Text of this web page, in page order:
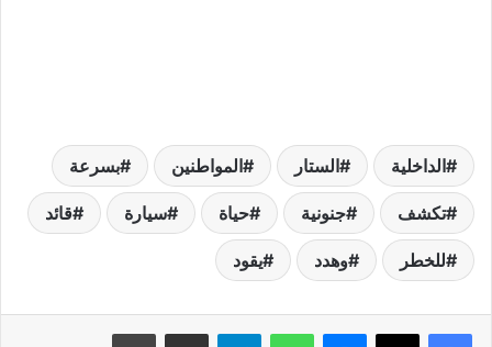
الداخلية الستار المواطنين بسرعة
تكشف جنونية حياة سيارة قائد
للخطر وهدد يقود
فيسبوك ‫X ماسنجر واتساب تيلقرام مشاركة عبر البريد طباعة